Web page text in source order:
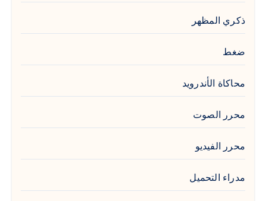
ذكري المظهر
ضغط
محاكاة الأندرويد
محرر الصوت
محرر الفيديو
مدراء التحميل